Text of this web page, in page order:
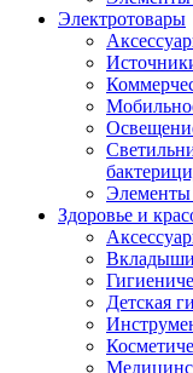
Электротовары
Элементы
Здоровье и
Детская